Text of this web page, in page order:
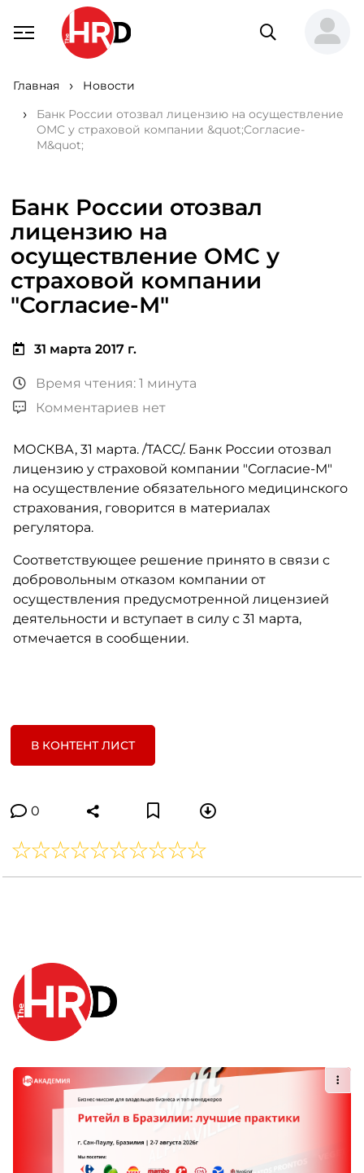
Главная
Новости
Банк России отозвал лицензию на осуществление
ОМС у страховой компании &quot;Согласие-
М&quot;
Банк России отозвал
лицензию на
осуществление ОМС у
страховой компании
"Согласие-М"
31 марта 2017 г.
Время чтения: 1 минута
Комментариев нет
МОСКВА, 31 марта. /ТАСС/. Банк России отозвал
лицензию у страховой компании "Согласие-М"
на осуществление обязательного медицинского
страхования, говорится в материалах
регулятора.
Соответствующее решение принято в связи с
добровольным отказом компании от
осуществления предусмотренной лицензией
деятельности и вступает в силу с 31 марта,
отмечается в сообщении.
В КОНТЕНТ ЛИСТ
0